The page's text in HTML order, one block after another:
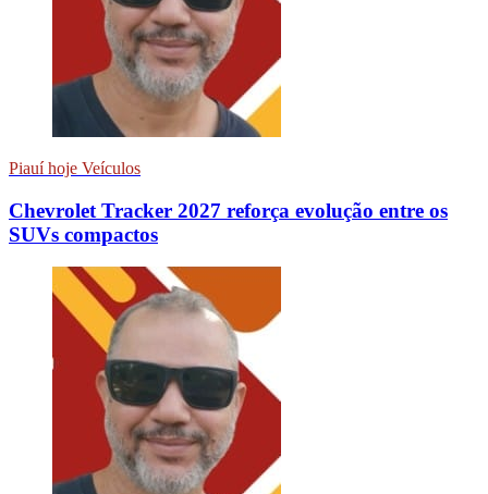
Piauí hoje Veículos
Chevrolet Tracker 2027 reforça evolução entre os
SUVs compactos